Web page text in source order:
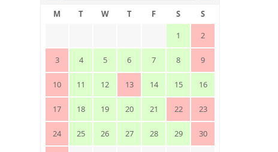
M T W T F S
S
1
2
3 4 5 6 7 8 9
10 11 12 13 14 15 16
17 18 19 20 21 22 23
24 25 26 27 28 29 30